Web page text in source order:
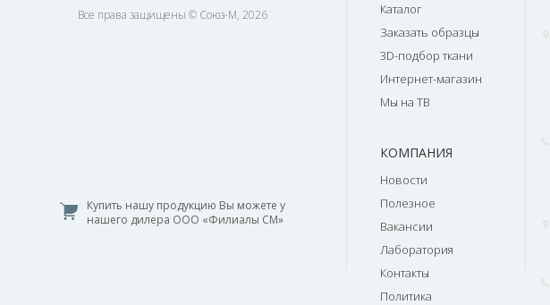
Все права защищены © Союз-М, 2026
Купить нашу продукцию Вы можете у
нашего дилера ООО «Филиалы СМ»
Каталог
Заказать образцы
3D-подбор ткани
Интернет-магазин
Мы на ТВ
КОМПАНИЯ
Новости
Полезное
Вакансии
Лаборатория
Контакты
Политика